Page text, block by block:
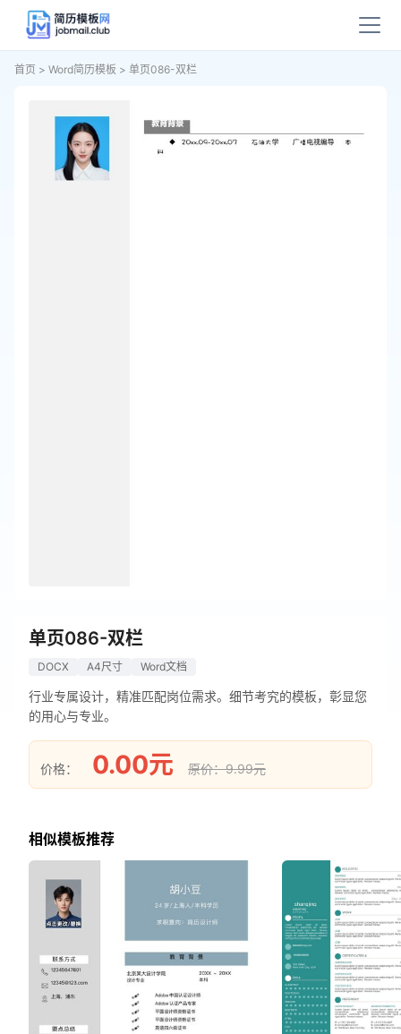
首页 > Word简历模板 > 单页086-双栏
单页086-双栏
DOCX A4尺寸 Word文档
行业专属设计，精准匹配岗位需求。细节考究的模板，彰显您
的用心与专业。
价格： 0.00元 原价：9.99元
相似模板推荐